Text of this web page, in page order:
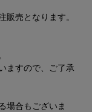
販売となります。
ますので、ご了承
場合もございま